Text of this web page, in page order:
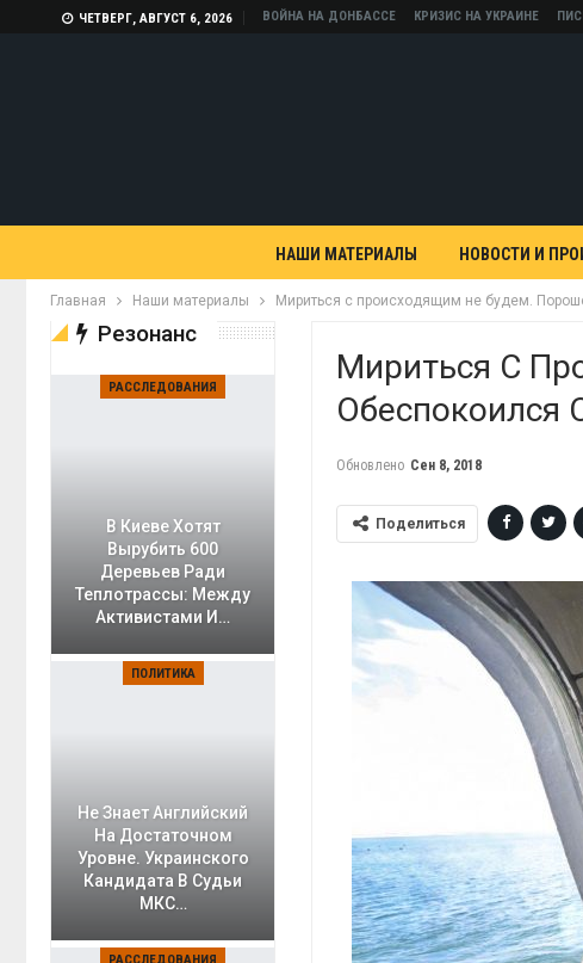
ЧЕТВЕРГ, АВГУСТ 6, 2026 ВОЙНА НА ДОНБАССЕ КРИЗИС НА УКРАИНЕ
НАШИ МАТЕРИАЛЫ НОВОСТИ И
Главная Наши материалы Мириться с происходящим не будем.
Мириться С
Обеспокоился
Обновлено Сен 8, 2018
Поделиться
Резонанс
РАССЛЕДОВАНИЯ
В Киеве Хотят
Вырубить 600
Деревьев Ради
Теплотрассы: Между
Активистами И…
ПОЛИТИКА
Не Знает Английский
На Достаточном
Уровне. Украинского
Кандидата В Судьи
МКС…